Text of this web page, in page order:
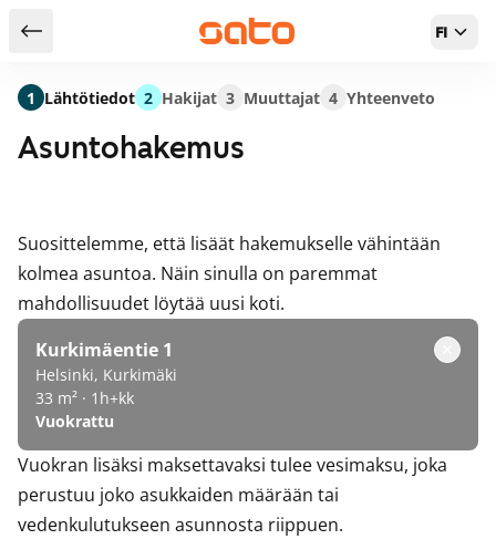
Takaisin hakutuloksiin FI
Asuntohakemus
Suosittelemme, että lisäät hakemukselle vähintään
kolmea asuntoa. Näin sinulla on paremmat
mahdollisuudet löytää uusi koti.
Kurkimäentie 1
Helsinki, Kurkimäki
33 m² · 1h+kk
Vuokrattu
Vuokran lisäksi maksettavaksi tulee vesimaksu, joka
perustuu joko asukkaiden määrään tai
vedenkulutukseen asunnosta riippuen.
1 Lähtötiedot 2 Hakijat 3 Muuttajat 4 Yhteenveto